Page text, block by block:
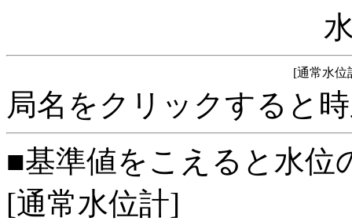
[通常水位
局名をクリックすると
■基準値をこえると水位
[通常水位計]